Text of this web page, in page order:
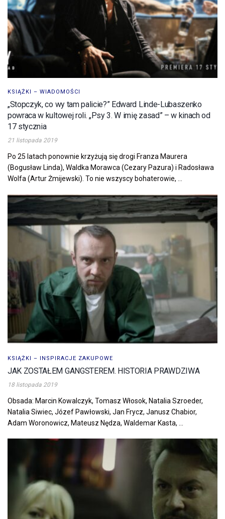
KSIĄŻKI – WIADOMOŚCI
„Stopczyk, co wy tam palicie?” Edward Linde-Lubaszenko
powraca w kultowej roli. „Psy 3. W imię zasad” – w kinach od
17 stycznia
21 listopada 2019
Po 25 latach ponownie krzyżują się drogi Franza Maurera
(Bogusław Linda), Waldka Morawca (Cezary Pazura) i Radosława
Wolfa (Artur Żmijewski). To nie wszyscy bohaterowie, ...
KSIĄŻKI – INSPIRACJE ZAKUPOWE
JAK ZOSTAŁEM GANGSTEREM. HISTORIA PRAWDZIWA
18 listopada 2019
Obsada: Marcin Kowalczyk, Tomasz Włosok, Natalia Szroeder,
Natalia Siwiec, Józef Pawłowski, Jan Frycz, Janusz Chabior,
Adam Woronowicz, Mateusz Nędza, Waldemar Kasta, ...